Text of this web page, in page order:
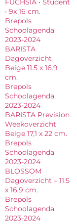
FUCHSIA • Student
• 9x 16 cm.
Brepols
Schoolagenda
2023-2024
BARISTA
Dagoverzicht
Beige 11.5 x 16.9
cm.
Brepols
Schoolagenda
2023-2024
BARISTA Prevision
Weekoverzicht
Beige 17,1 x 22 cm.
Brepols
Schoolagenda
2023-2024
BLOSSOM
Dagoverzicht – 11.5
x 16.9 cm.
Brepols
Schoolagenda
2023-2024